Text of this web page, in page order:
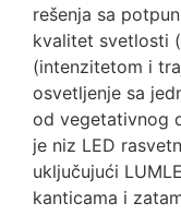
rešenja sa
kvalitet svetlosti
(intenzitetom i
osvetljenje sa
od vegetativnog
je niz LED
uključujući
kanticama i